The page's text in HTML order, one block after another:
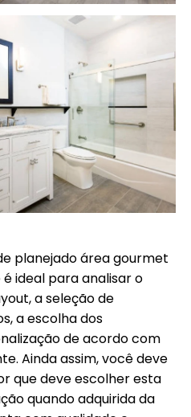
planejado área gourmet
ideal para analisar o
a seleção de
a escolha dos
de acordo com
Ainda assim, você deve
que deve escolher esta
quando adquirida da